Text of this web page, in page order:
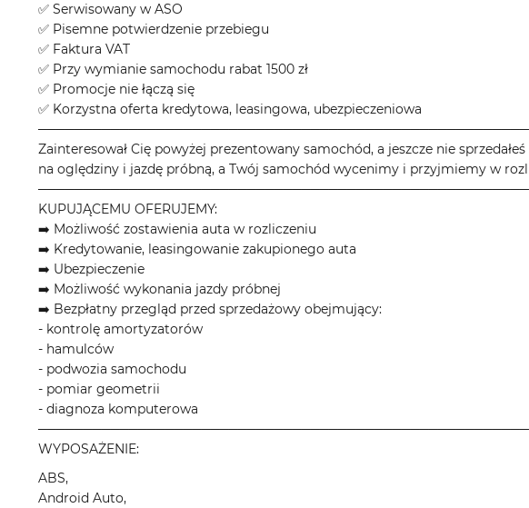
✅ Serwisowany w ASO
✅ Pisemne potwierdzenie przebiegu
✅ Faktura VAT
✅ Przy wymianie samochodu rabat 1500 zł
✅ Promocje nie łączą się
✅ Korzystna oferta kredytowa, leasingowa, ubezpieczeniowa
Zainteresował Cię powyżej prezentowany samochód, a jeszcze nie
na oględziny i jazdę próbną, a Twój samochód wycenimy i przyjmiemy w
KUPUJĄCEMU OFERUJEMY:
➡️ Możliwość zostawienia auta w rozliczeniu
➡️ Kredytowanie, leasingowanie zakupionego auta
➡️ Ubezpieczenie
➡️ Możliwość wykonania jazdy próbnej
➡️ Bezpłatny przegląd przed sprzedażowy obejmujący:
- kontrolę amortyzatorów
- hamulców
- podwozia samochodu
- pomiar geometrii
- diagnoza komputerowa
WYPOSAŻENIE:
ABS,
Android Auto,